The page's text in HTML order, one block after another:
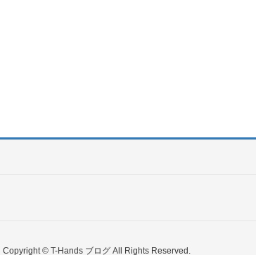
Copyright © T-Hands ブログ All Rights Reserved.